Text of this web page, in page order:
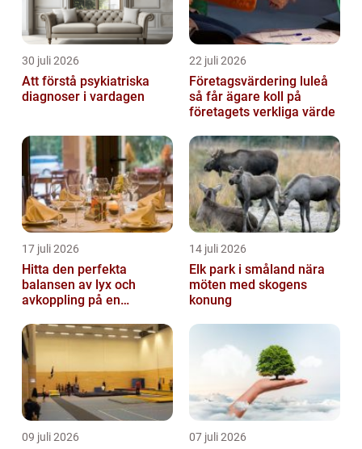
30 juli 2026
Att förstå psykiatriska
diagnoser i vardagen
22 juli 2026
Företagsvärdering luleå
så får ägare koll på
företagets verkliga värde
17 juli 2026
Hitta den perfekta
balansen av lyx och
avkoppling på en
Östermalm
14 juli 2026
Elk park i småland nära
möten med skogens
konung
09 juli 2026 07 juli 2026